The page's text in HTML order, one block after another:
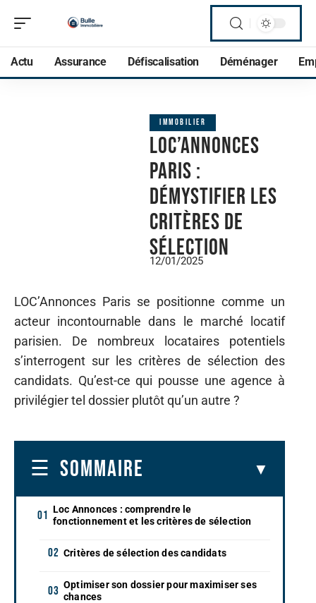
Actu Assurance Défiscalisation Déménager
IMMOBILIER
LOC’Annonces
Paris :
démystifier les
critères de
sélection
12/01/2025
LOC’Annonces Paris se positionne comme un
acteur incontournable dans le marché locatif
parisien. De nombreux locataires potentiels
s’interrogent sur les critères de sélection des
candidats. Qu’est-ce qui pousse une agence à
privilégier tel dossier plutôt qu’un autre ?
SOMMAIRE
Loc Annonces : comprendre le
fonctionnement et les critères de sélection
Critères de sélection des candidats
Optimiser son dossier pour maximiser ses
chances